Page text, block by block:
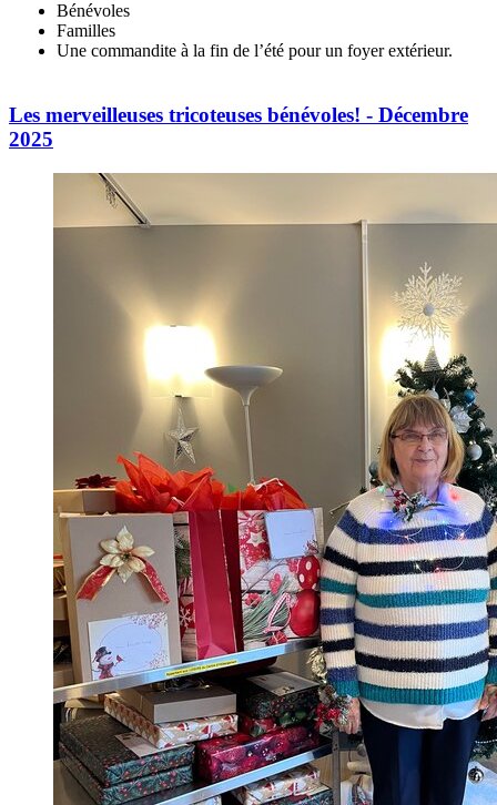
Bénévoles
Familles
Une commandite à la fin de l’été pour un foyer extérieur.
Les merveilleuses tricoteuses bénévoles! - Décembre
2025